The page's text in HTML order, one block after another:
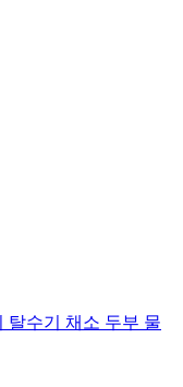
탈수기 채소 두부 물